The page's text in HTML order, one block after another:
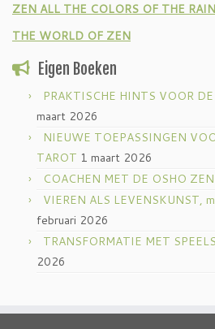
ZEN ALL THE COLORS OF THE
THE WORLD OF ZEN
Eigen Boeken
PRAKTISCHE HINTS VOOR
maart 2026
NIEUWE TOEPASSINGEN
TAROT 1 maart 2026
COACHEN MET DE OSHO
VIEREN ALS LEVENSKUNST,
februari 2026
TRANSFORMATIE MET
2026